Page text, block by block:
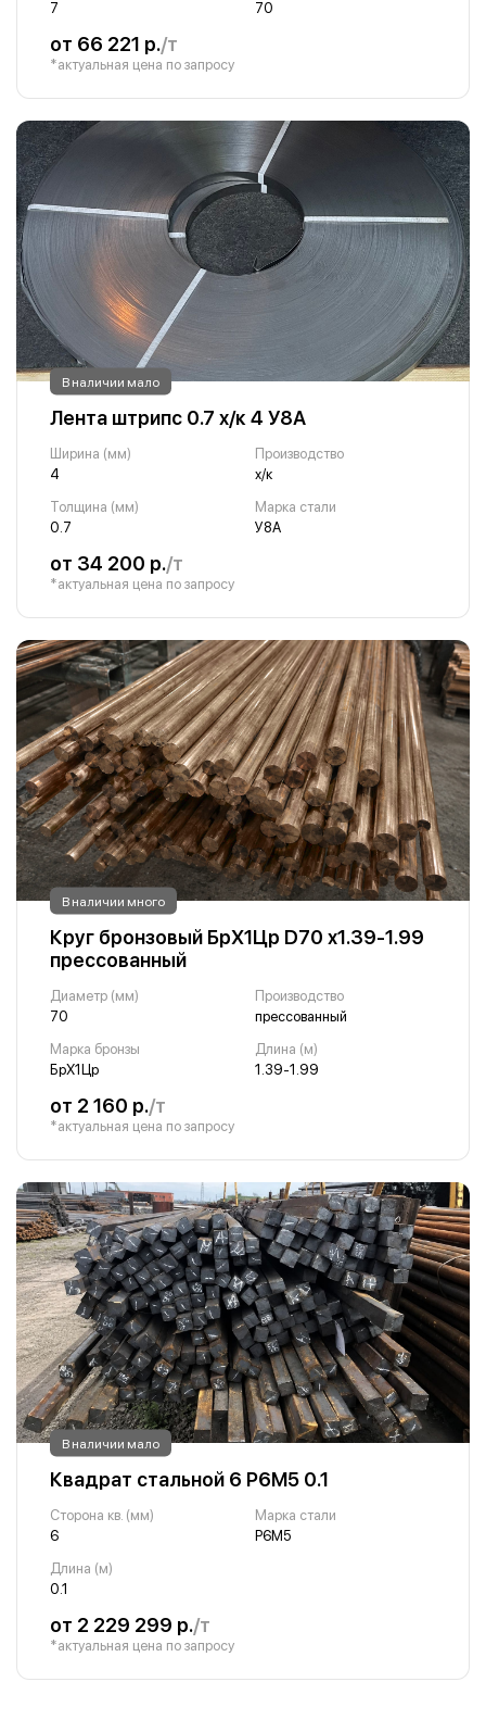
7 70
от 66 221 р./т
*актуальная цена по запросу
В наличии мало
Лента штрипс 0.7 х/к 4 У8А
Ширина (мм)
4
Производство
х/к
Толщина (мм)
0.7
Марка стали
У8А
от 34 200 р./т
*актуальная цена по запросу
В наличии много
Круг бронзовый БрХ1Цр D70 х1.39-1.99
прессованный
Диаметр (мм)
70
Производство
прессованный
Марка бронзы
БрХ1Цр
Длина (м)
1.39-1.99
от 2 160 р./т
*актуальная цена по запросу
В наличии мало
Квадрат стальной 6 Р6М5 0.1
Сторона кв. (мм)
6
Марка стали
Р6М5
Длина (м)
0.1
от 2 229 299 р./т
*актуальная цена по запросу